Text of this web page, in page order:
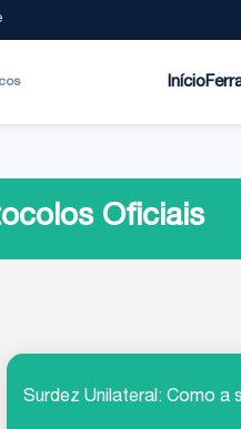
Início
Oficiais
Surdez Unilateral: Como a